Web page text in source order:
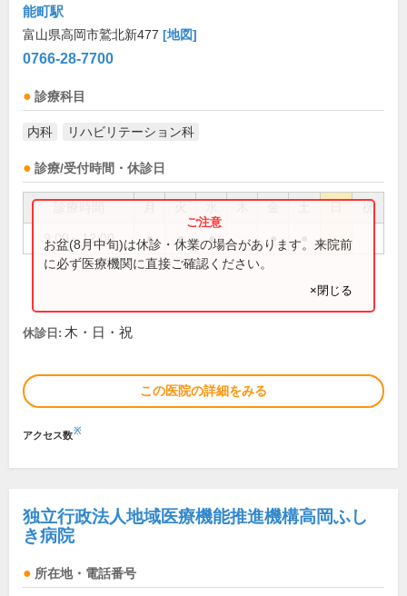
能町駅
富山県高岡市鷲北新477 [地図]
0766-28-7700
診療科目
内科 リハビリテーション科
診療/受付時間・休診日
祝
9:00～12:00 ● ● ● ●
お盆(8月中旬)は休診・休業の場合があります。来院前
に必ず医療機関に直接ご確認ください。
×閉じる
休診日: 木・日・祝
この医院の詳細をみる
アクセス数※
独立行政法人地域医療機能推進機構高岡ふし
き病院
所在地・電話番号